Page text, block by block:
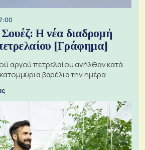
Η νέα διαδρομή
[Γράφημα]
αργού πετρελαίου ανήλθαν κατά
βαρέλια την ημέρα